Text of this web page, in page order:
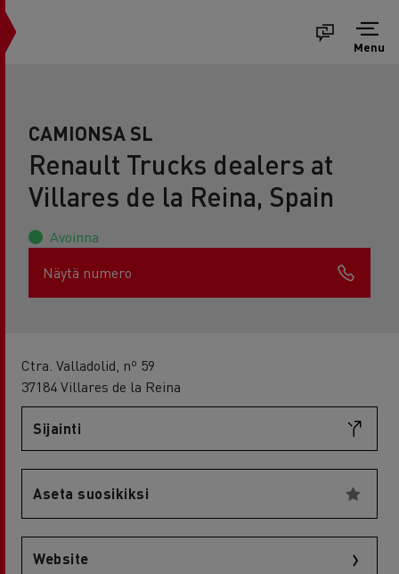
Menu
CAMIONSA SL
Renault Trucks dealers at
Villares de la Reina, Spain
Avoinna
Näytä numero
Ctra. Valladolid, nº 59
37184 Villares de la Reina
Sijainti
Aseta suosikiksi
Website